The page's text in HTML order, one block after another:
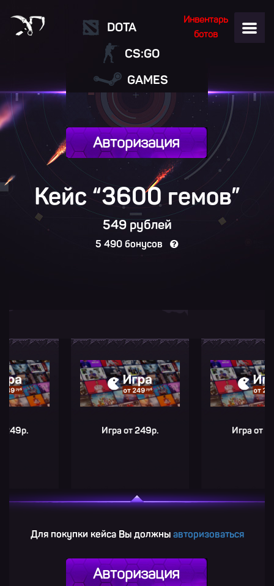
Инвентарь
ботов
DOTA
CS:GO
GAMES
Авторизация
Кейс “3600 гемов”
549 рублей
5 490 бонусов
Игра от 249р. Игра от 249р.
Для покупки кейса Вы должны авторизоваться
Авторизация